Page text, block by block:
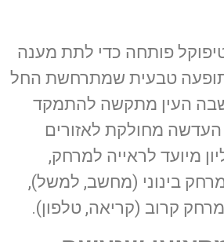
פותחה כדי לתת מענה
תופעה טבעית שמתרחשת החל
שבה העין מתקשה להתמקד
מחולקת לאזורים
מיועד לראייה למרחק,
בינוני (מחשב, למשל),
קרוב (קריאה, טלפון).